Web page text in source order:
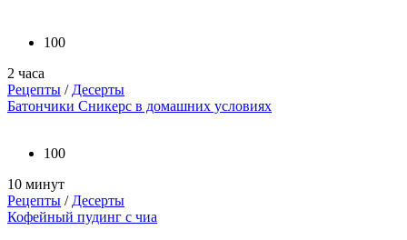
100
2 часа
Рецепты / Десерты
Батончики Сникерс в домашних условиях
100
10 минут
Рецепты / Десерты
Кофейный пудинг с чиа